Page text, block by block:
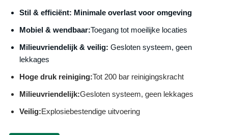
Stil & efficiënt: Minimale overlast voor omgeving
Mobiel & wendbaar:Toegang tot moeilijke locaties
Milieuvriendelijk & veilig: Gesloten systeem, geen
lekkages
Hoge druk reiniging:Tot 200 bar reinigingskracht
Milieuvriendelijk:Gesloten systeem, geen lekkages
Veilig:Explosiebestendige uitvoering